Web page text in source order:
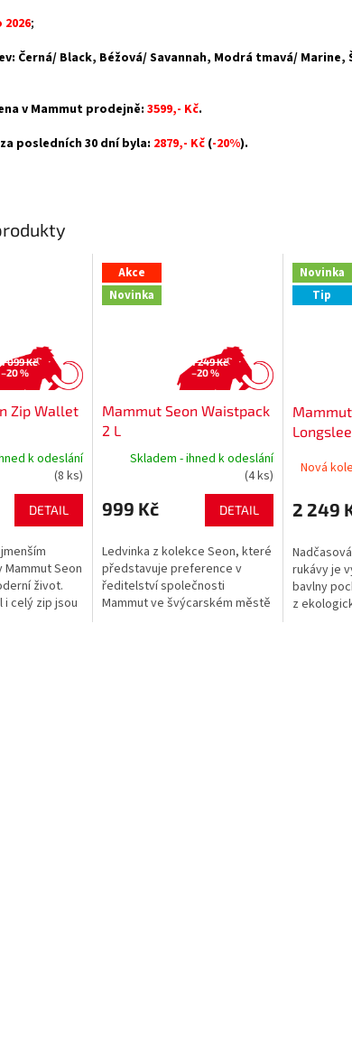
1 099 Kč
–20 %
Zip Wallet
k odeslání
(8 ks)
DETAIL
Seon
život.
i celý zip jsou
Akce
Novinka
1 249 Kč
–20 %
Mammut Seon Waistpack
2 L
Skladem - ihned k odeslání
(4 ks)
999 Kč DETAIL
Ledvinka z kolekce Seon, které
představuje preference v
ředitelství společnosti
Mammut ve švýcarském městě
Novinka
Tip
Nová
2 249
rukávy je
bavlny
z
;
Černá/ Black, Béžová/ Savannah, Modrá tmavá/ Marine,
v Mammut prodejně: 3599,- Kč.
posledních 30 dní byla: 2879,- Kč (-20%).